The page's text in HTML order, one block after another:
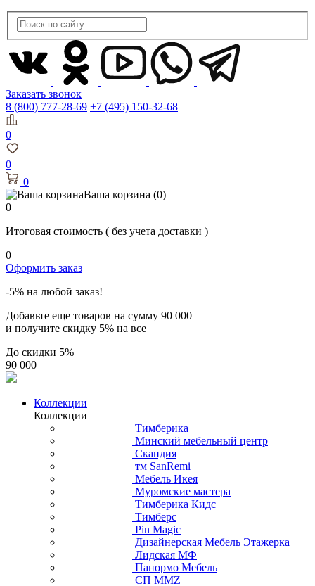
Заказать звонок
8 (800) 777-28-69 +7 (495) 150-32-68
0
0
0
Ваша корзина (0)
0
Итоговая стоимость ( без учета доставки )
0
Оформить заказ
-5% на любой заказ!
Добавьте еще товаров на сумму 90 000
и получите скидку 5% на все
До скидки 5%
90 000
Коллекции
Коллекции
Тимберика
Минский мебельный центр
Скандия
тм SanRemi
Мебель Икея
Муромские мастера
Тимберика Кидс
Тимберс
Pin Magic
Дизайнерская Мебель Этажерка
Лидская МФ
Панормо Мебель
СП ММZ